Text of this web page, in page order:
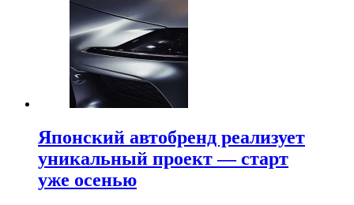
Японский автобренд реализует
уникальный проект — старт
уже осенью